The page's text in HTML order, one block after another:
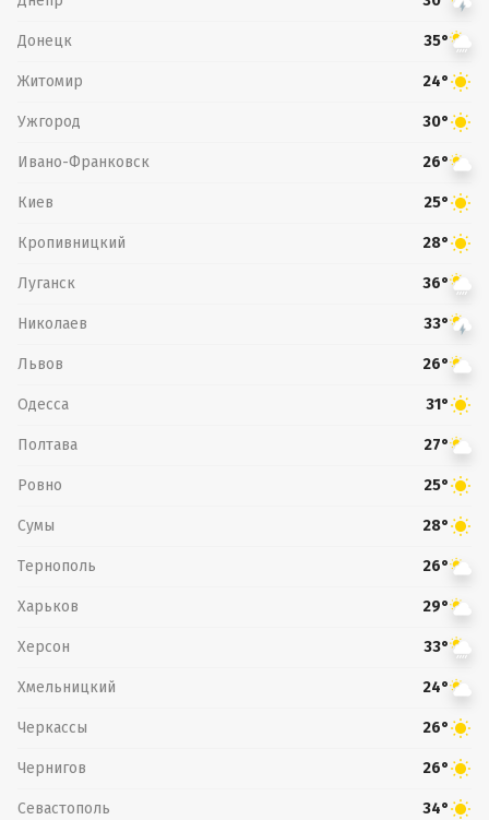
Донецк 35°
Житомир 24°
Ужгород 30°
Ивано-Франковск 26°
Киев 25°
Кропивницкий 28°
Луганск 36°
Николаев 33°
Львов 26°
Одесса 31°
Полтава 27°
Ровно 25°
Сумы 28°
Тернополь 26°
Харьков 29°
Херсон 33°
Хмельницкий 24°
Черкассы 26°
Чернигов 26°
Севастополь 34°